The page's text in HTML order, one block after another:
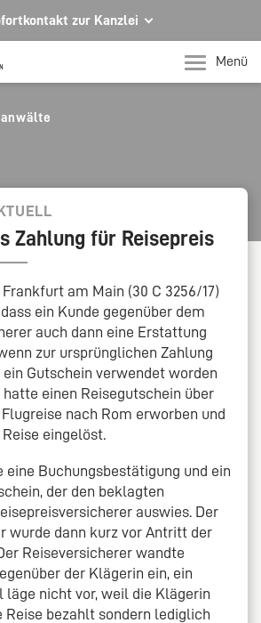
zur Kanzlei
in Hagen und Iserlohn
uns
Menü
Zahlung für Reisepreis
am Main (30 C 3256/17)
ein Kunde gegenüber dem
auch dann eine Erstattung
zur ursprünglichen Zahlung
ein Gutschein verwendet worden
einen Reisegutschein über
nach Rom erworben und
eingelöst.
eine Buchungsbestätigung und ein
der den beklagten
auswies. Der
wurde dann kurz vor Antritt der
Reiseversicherer wandte
der Klägerin ein, ein
läge nicht vor, weil die Klägerin
bezahlt sondern lediglich